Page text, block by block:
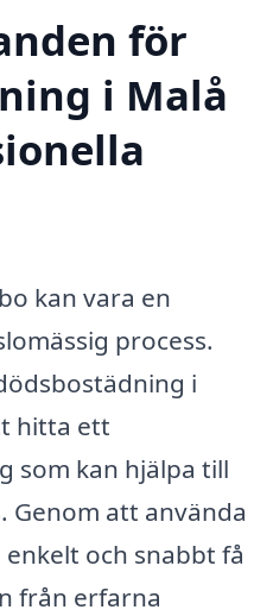
för
i Malå
kan vara en
process.
i
hitta ett
som kan hjälpa till
Genom att använda
och snabbt få
från erfarna